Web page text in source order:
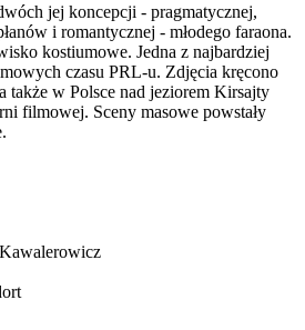
jej koncepcji - pragmatycznej,
i romantycznej - młodego faraona.
kostiumowe. Jedna z najbardziej
czasu PRL-u. Zdjęcia kręcono
w Polsce nad jeziorem Kirsajty
filmowej. Sceny masowe powstały